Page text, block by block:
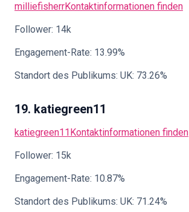
milliefisherrKontaktinformationen finden
Follower: 14k
Engagement-Rate: 13.99%
Standort des Publikums: UK: 73.26%
19. katiegreen11
katiegreen11Kontaktinformationen finden
Follower: 15k
Engagement-Rate: 10.87%
Standort des Publikums: UK: 71.24%